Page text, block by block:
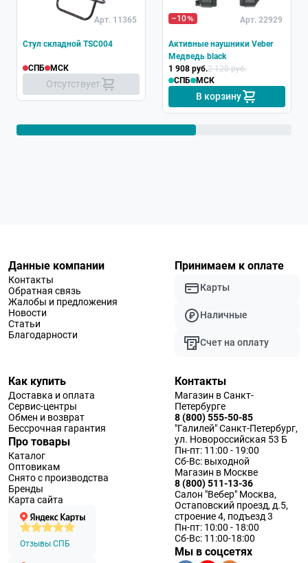
Арт. 11365
Стул складной TSC004
СПБ МСК
Отсутствует
–10
Арт. 22929
Активные наушники Veber
Медведь black
1 908 руб.2 120 руб.
СПБ
МСК
В корзину
Данные компании
Контакты
Обратная связь
Жалобы и предложения
Новости
Статьи
Благодарности
Принимаем к оплате
Карты
Наличные
Счет на оплату
Как купить
Доставка и оплата
Сервис-центры
Обмен и возврат
Бессрочная гарантия
Про товары
Каталог
Оптовикам
Снято с производства
Бренды
Карта сайта
Отзывы СПБ
Контакты
Магазин в Санкт-
Петербурге
8 (800) 555-50-85
"Галилей" Санкт-Петербург,
ул. Новороссийская 53 Б
Пн-пт: 11:00 - 19:00
Сб-Вс: выходной
Магазин в Москве
8 (800) 511-13-36
Салон "Вебер" Москва,
Остаповский проезд, д.5,
строение 4, подъезд 3
Пн-пт: 10:00 - 18:00
Сб-Вс: 11:00-18:00
Мы в соцсетях